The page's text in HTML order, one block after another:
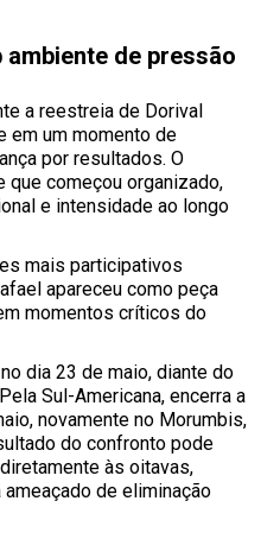
de pressão
a reestreia de Dorival
em um momento de
por resultados. O
que começou organizado,
e intensidade ao longo
mais participativos
apareceu como peça
momentos críticos do
dia 23 de maio, diante do
Sul-Americana, encerra a
novamente no Morumbis,
do confronto pode
às oitavas,
de eliminação